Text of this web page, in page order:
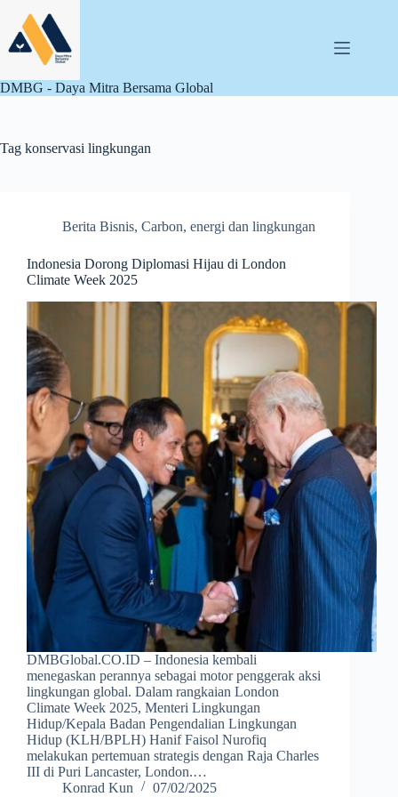
content
DMBG - Daya Mitra Bersama Global
Tag konservasi lingkungan
Berita Bisnis, Carbon, energi dan lingkungan
Indonesia Dorong Diplomasi Hijau di London
Climate Week 2025
DMBGlobal.CO.ID – Indonesia kembali
menegaskan perannya sebagai motor penggerak aksi
lingkungan global. Dalam rangkaian London
Climate Week 2025, Menteri Lingkungan
Hidup/Kepala Badan Pengendalian Lingkungan
Hidup (KLH/BPLH) Hanif Faisol Nurofiq
melakukan pertemuan strategis dengan Raja Charles
III di Puri Lancaster, London.…
Konrad Kun
07/02/2025